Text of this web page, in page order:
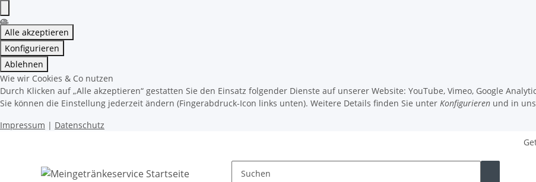
Alle akzeptieren
Konfigurieren
Ablehnen
Wie wir Cookies & Co nutzen
Durch Klicken auf „Alle akzeptieren“ gestatten Sie den Einsatz folgender Dienste auf unserer Website: YouTube, Vimeo, Google
Sie können die Einstellung jederzeit ändern (Fingerabdruck-Icon links unten). Weitere Details finden Sie unter Konfigurieren und in
Impressum | Datenschutz